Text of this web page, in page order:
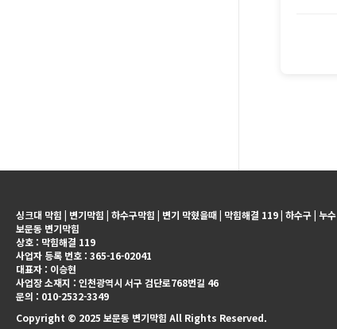
싱크대 막힘 | 변기막힘 | 하수구막힘 | 변기 막혔을때 | 막힘해결 119 | 하수구 | 누수
보문동 변기막힘
상호 : 막힘해결 119
사업자 등록 번호 : 365-16-02041
대표자 : 이승현
사업장 소재지 : 인천광역시 서구 검단로768번길 46
문의 : 010-2532-3349
Copyright © 2025 보문동 변기막힘 All Rights Reserved.